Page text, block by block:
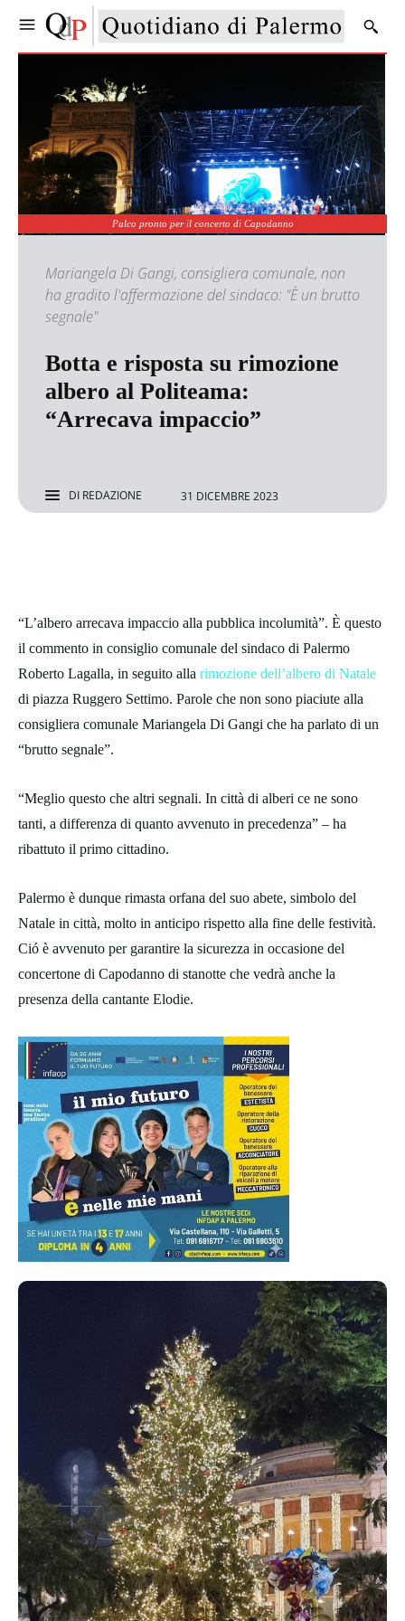
Palco pronto per il concerto di Capodanno
Mariangela Di Gangi, consigliera comunale, non
ha gradito l'affermazione del sindaco: "È un brutto
segnale"
Botta e risposta su rimozione
albero al Politeama:
“Arrecava impaccio”
DI REDAZIONE 31 DICEMBRE 2023
“L’albero arrecava impaccio alla pubblica incolumità”. È questo
il commento in consiglio comunale del sindaco di Palermo
Roberto Lagalla, in seguito alla rimozione dell’albero di Natale
di piazza Ruggero Settimo. Parole che non sono piaciute alla
consigliera comunale Mariangela Di Gangi che ha parlato di un
“brutto segnale”.
“Meglio questo che altri segnali. In città di alberi ce ne sono
tanti, a differenza di quanto avvenuto in precedenza” – ha
ribattuto il primo cittadino.
Palermo è dunque rimasta orfana del suo abete, simbolo del
Natale in città, molto in anticipo rispetto alla fine delle festività.
Ció è avvenuto per garantire la sicurezza in occasione del
concertone di Capodanno di stanotte che vedrà anche la
presenza della cantante Elodie.